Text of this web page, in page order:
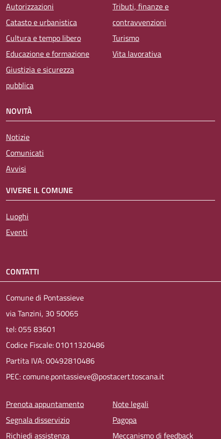
Autorizzazioni
Catasto e urbanistica
Cultura e tempo libero
Educazione e formazione
Giustizia e sicurezza
pubblica
Tributi, finanze e
contravvenzioni
Turismo
Vita lavorativa
NOVITÀ
Notizie
Comunicati
Avvisi
VIVERE IL COMUNE
Luoghi
Eventi
CONTATTI
Comune di Pontassieve
via Tanzini, 30 50065
tel: 055 83601
Codice Fiscale: 01011320486
Partita IVA: 00492810486
PEC: comune.pontassieve@postacert.toscana.it
Menu piè di pagina
Prenota appuntamento
Segnala disservizio
Richiedi assistenza
Note legali
Pagopa
Meccanismo di feedback